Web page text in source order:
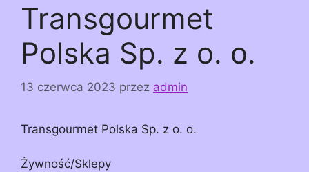
Transgourmet
Polska Sp. z o. o.
13 czerwca 2023 przez admin
Transgourmet Polska Sp. z o. o.
Żywność/Sklepy